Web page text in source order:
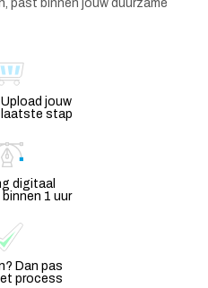
past binnen jouw duurzame
jouw
laatste stap
digitaal
1 uur
Dan pas
process